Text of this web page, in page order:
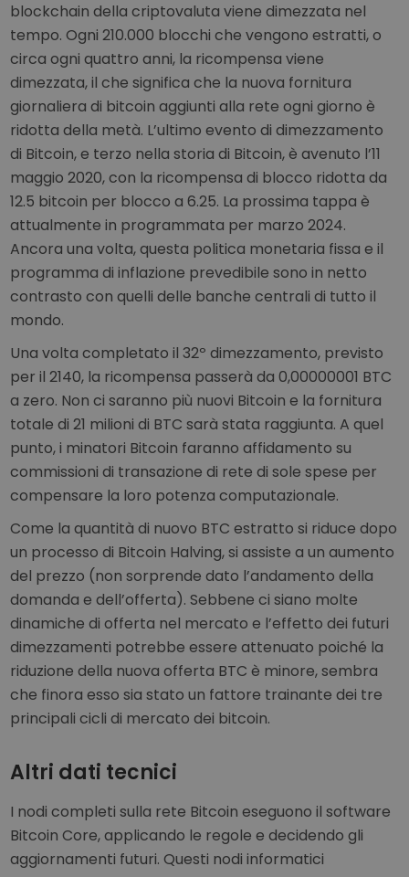
blockchain della criptovaluta viene dimezzata nel
tempo. Ogni 210.000 blocchi che vengono estratti, o
circa ogni quattro anni, la ricompensa viene
dimezzata, il che significa che la nuova fornitura
giornaliera di bitcoin aggiunti alla rete ogni giorno è
ridotta della metà. L’ultimo evento di dimezzamento
di Bitcoin, e terzo nella storia di Bitcoin, è avenuto l’11
maggio 2020, con la ricompensa di blocco ridotta da
12.5 bitcoin per blocco a 6.25. La prossima tappa è
attualmente in programmata per marzo 2024.
Ancora una volta, questa politica monetaria fissa e il
programma di inflazione prevedibile sono in netto
contrasto con quelli delle banche centrali di tutto il
mondo.
Una volta completato il 32º dimezzamento, previsto
per il 2140, la ricompensa passerà da 0,00000001 BTC
a zero. Non ci saranno più nuovi Bitcoin e la fornitura
totale di 21 milioni di BTC sarà stata raggiunta. A quel
punto, i minatori Bitcoin faranno affidamento su
commissioni di transazione di rete di sole spese per
compensare la loro potenza computazionale.
Come la quantità di nuovo BTC estratto si riduce dopo
un processo di Bitcoin Halving, si assiste a un aumento
del prezzo (non sorprende dato l’andamento della
domanda e dell’offerta). Sebbene ci siano molte
dinamiche di offerta nel mercato e l’effetto dei futuri
dimezzamenti potrebbe essere attenuato poiché la
riduzione della nuova offerta BTC è minore, sembra
che finora esso sia stato un fattore trainante dei tre
principali cicli di mercato dei bitcoin.
Altri dati tecnici
I nodi completi sulla rete Bitcoin eseguono il software
Bitcoin Core, applicando le regole e decidendo gli
aggiornamenti futuri. Questi nodi informatici